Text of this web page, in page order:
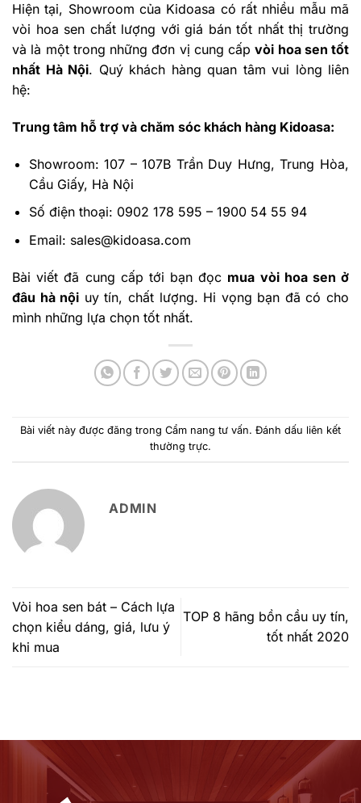
Hiện tại, Showroom của Kidoasa có rất nhiều mẫu mã
vòi hoa sen chất lượng với giá bán tốt nhất thị trường
và là một trong những đơn vị cung cấpvòi hoa sen tốt
nhất Hà Nội. Quý khách hàng quan tâm vui lòng liên
hệ:
Trung tâm hỗ trợ và chăm sóc khách hàng Kidoasa:
Showroom: 107 – 107B Trần Duy Hưng, Trung Hòa,
Cầu Giấy, Hà Nội
Số điện thoại: 0902 178 595 – 1900 54 55 94
Email: sales@kidoasa.com
Bài viết đã cung cấp tới bạn đọc mua vòi hoa sen ở
đâu hà nội uy tín, chất lượng. Hi vọng bạn đã có cho
mình những lựa chọn tốt nhất.
Bài viết này được đăng trong Cẩm nang tư vấn. Đánh dấu liên kết
thường trực.
ADMIN
Vòi hoa sen bát – Cách lựa
chọn kiểu dáng, giá, lưu ý
khi mua
TOP 8 hãng bồn cầu uy tín,
tốt nhất 2020